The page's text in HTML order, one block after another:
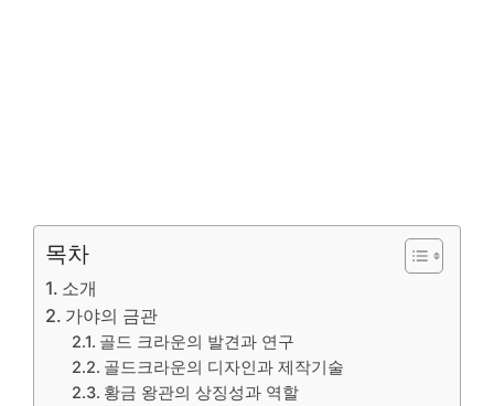
목차
소개
가야의 금관
골드 크라운의 발견과 연구
골드크라운의 디자인과 제작기술
황금 왕관의 상징성과 역할